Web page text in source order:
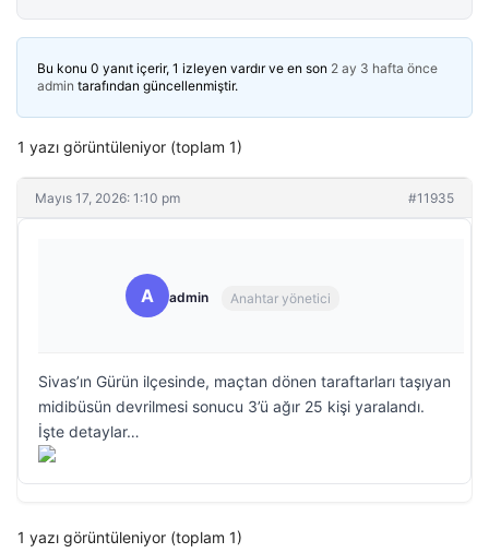
Bu konu 0 yanıt içerir, 1 izleyen vardır ve en son 2 ay 3 hafta önce
admin tarafından güncellenmiştir.
1 yazı görüntüleniyor (toplam 1)
Mayıs 17, 2026: 1:10 pm #11935
A admin Anahtar yönetici
Sivas’ın Gürün ilçesinde, maçtan dönen taraftarları taşıyan
midibüsün devrilmesi sonucu 3’ü ağır 25 kişi yaralandı.
İşte detaylar…
1 yazı görüntüleniyor (toplam 1)